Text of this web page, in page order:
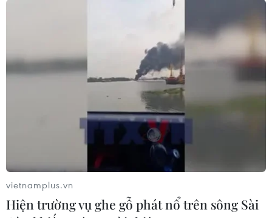
vietnamplus.vn
Hiện trường vụ ghe gỗ phát nổ trên sông Sài